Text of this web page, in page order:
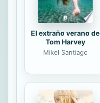
El extraño verano de
Tom Harvey
Mikel Santiago